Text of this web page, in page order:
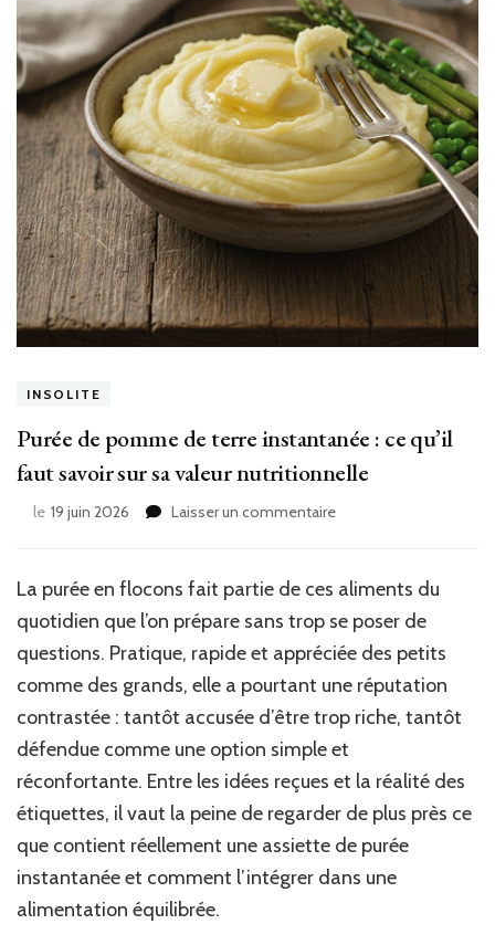
INSOLITE
Purée de pomme de terre instantanée : ce qu’il
faut savoir sur sa valeur nutritionnelle
le 19 juin 2026 Laisser un commentairesur
pomme
terre
instantanée
ce
qu’il
faut
sur
sa
valeur
nutritionnelle
La purée en flocons fait partie de ces aliments du
quotidien que l’on prépare sans trop se poser de
questions. Pratique, rapide et appréciée des petits
comme des grands, elle a pourtant une réputation
contrastée : tantôt accusée d’être trop riche, tantôt
défendue comme une option simple et
réconfortante. Entre les idées reçues et la réalité des
étiquettes, il vaut la peine de regarder de plus près ce
que contient réellement une assiette de purée
instantanée et comment l’intégrer dans une
alimentation équilibrée.